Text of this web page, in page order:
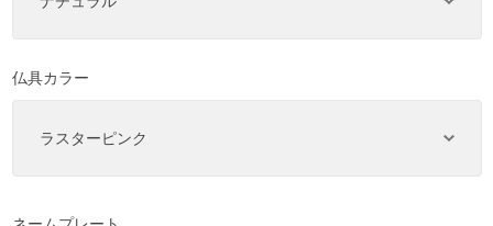
仏具カラー